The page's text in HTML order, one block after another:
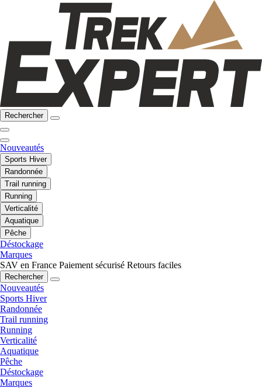
Rechercher
Nouveautés
Sports Hiver
Randonnée
Trail running
Running
Verticalité
Aquatique
Pêche
Déstockage
Marques
SAV en France Paiement sécurisé Retours faciles
Rechercher
Nouveautés
Sports Hiver
Randonnée
Trail running
Running
Verticalité
Aquatique
Pêche
Déstockage
Marques